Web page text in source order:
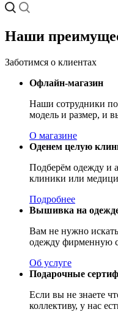
Наши
Заботимся о клиентах
Офлайн-магазин
Наши сотрудники
модель и размер, и
О магазине
Оденем целую
Подберём одежду и
клиники или
Подробнее
Вышивка на
Вам не нужно
одежду фирменную
Об услуге
Подарочные
Если вы не знаете
коллективу, у нас